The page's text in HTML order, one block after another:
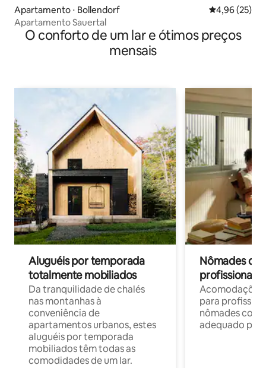
Apartamento ⋅ Bollendorf 4,96 de uma
4,96 (25)
Apartamento Sauertal
O conforto de um lar e ótimos preços
mensais
Aluguéis por temporada
totalmente mobiliados
Da tranquilidade de chalés
nas montanhas à
conveniência de
apartamentos urbanos, estes
aluguéis por temporada
mobiliados têm todas as
comodidades de um lar.
Nômades
profissionais
para
nômades com
adequado